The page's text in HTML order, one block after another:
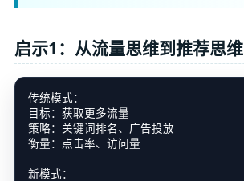
启示1：从流量思维到推荐思维
传统模式：
目标：获取更多流量
策略：关键词排名、广告投放
衡量：点击率、访问量
新模式：